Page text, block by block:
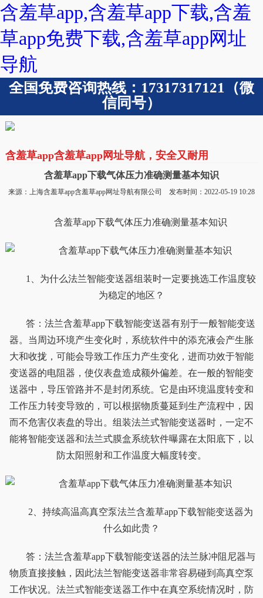
含羞草app,含羞草app下载,含羞
草app免费下载,含羞草app网址
导航
全国免费咨询热线：17317317121（微
信同号）
含羞草app含羞草app网址导航，安全又耐用
含羞草app下载气体压力准确测量基本知识
来源：上海含羞草app含羞草app网址导航有限公司 发布时间：2022-05-19 10:28
含羞草app下载气体压力准确测量基本知识
1、为什么法兰智能变送器组装时一定要挑选工作温度较
为稳定的地区？
答：法兰含羞草app下载智能变送器有别于一般智能变送
器。当周边环境产生变化时，系统软件中的添充液会产生胀
大和收拢，可能会导致工作压力产生变化，进而功效于智能
变送器的电阻器，使仪表盘造成额外偏差。在一般的智能变
送器中，导压管路并不是封闭系统。它是由环境温度转变和
工作压力转变导致的，可以根据物质蔓延到生产流程中，因
而不危害仪表盘的导出。组装法兰式智能变送器时，一定不
能将智能变送器和法兰式膜盒系统软件曝露在太阳底下，以
防太阳照射和工作温度大幅度转变。
2、持续高温高真空泵法兰含羞草app下载智能变送器为
什么如此贵？
答：法兰含羞草app下载智能变送器的法兰脉冲阻尼器与
物质直接接触，因此法兰智能变送器非常容易碰到高真空泵
工作状况。法兰式智能变送器工作中在真空系统情况时，防